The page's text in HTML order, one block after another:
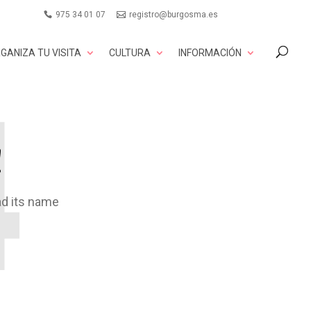
975 34 01 07 registro@burgosma.es
TU VISITA CULTURA INFORMACIÓN
its name